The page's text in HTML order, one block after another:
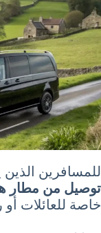
للمسافرين
توصيل من مطار
خاصة للعائلات أو